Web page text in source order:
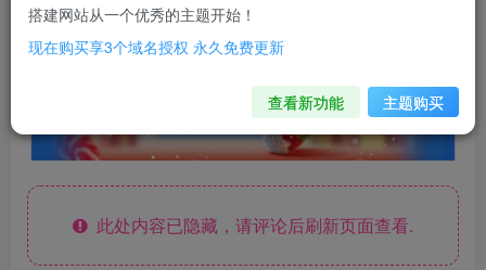
此处内容已隐藏，请评论后刷新页面查看.
搭建网站从一个优秀的主题开始！
现在购买享3个域名授权 永久免费更新
查看新功能 主题购买